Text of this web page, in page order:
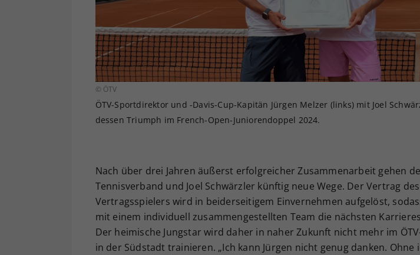
© ÖTV
ÖTV-Sportdirektor und -Davis-Cup-Kapitän Jürgen Melzer (links) mit Joel
dessen Triumph im French-Open-Juniorendoppel 2024.
Nach über drei Jahren äußerst erfolgreicher Zusammenarbeit gehen
Tennisverband und Joel Schwärzler künftig neue Wege. Der Vertrag
Vertragsspielers wird in beiderseitigem Einvernehmen aufgelöst,
mit einem individuell zusammengestellten Team die nächsten
Der heimische Jungstar wird daher in naher Zukunft nicht mehr im
in der Südstadt trainieren. „Ich kann Jürgen nicht genug danken. Ohne
Ihrer vorgenommen
Webseiten-